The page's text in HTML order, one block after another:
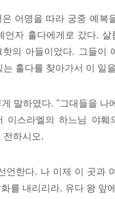
어명을 따라 궁중 예복
언자 훌다에게로 갔다. 살
의 아들이었다. 그들이
는 훌다를 찾아가서 이 일
말하였다. "그대들을 나
이스라엘의 하느님 야훼
전하시오.
언한다. 나 이제 이 곳과
를 내리리라. 유다 왕 앞